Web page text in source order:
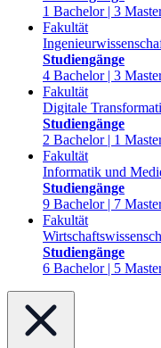
1 Bachelor | 3
Fakultät
Studiengänge
4 Bachelor | 3
Fakultät
Digitale
Studiengänge
2 Bachelor | 1
Fakultät
Informatik und
Studiengänge
9 Bachelor | 7
Fakultät
Studiengänge
6 Bachelor | 5